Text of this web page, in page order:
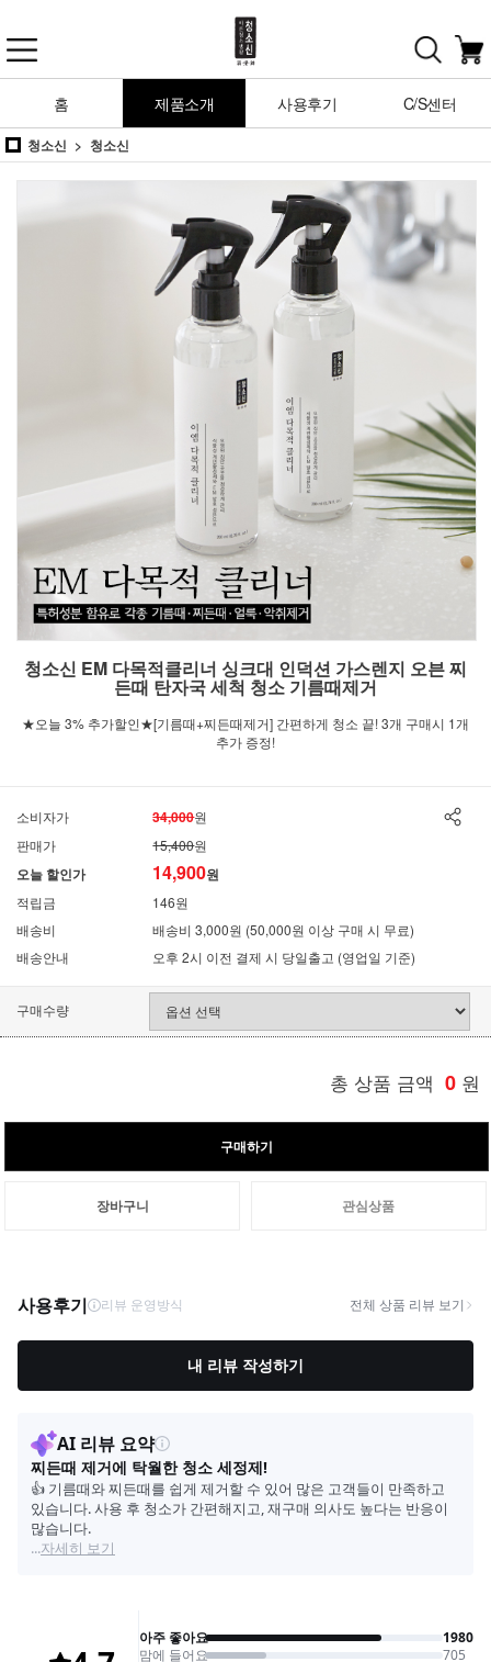
홈 제품소개 사용후기 C/S센터
청소신 청소신
청소신 EM 다목적클리너 싱크대 인덕션 가스렌지 오븐 찌
든때 탄자국 세척 청소 기름때제거
★오늘 3% 추가할인★[기름때+찌든때제거] 간편하게 청소 끝! 3개 구매시 1개
추가 증정!
소비자가 34,000원
판매가
15,400원
오늘 할인가 14,900원
적립금
146원
배송비
배송비 3,000원 (50,000원 이상 구매 시 무료)
배송안내
오후 2시 이전 결제 시 당일출고 (영업일 기준)
구매수량
총 상품 금액 0 원
구매하기
장바구니 관심상품